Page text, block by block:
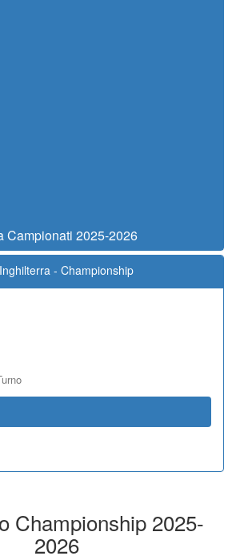
Campionati 2025-2026
Inghilterra - Championship
Championship 2025-
2026